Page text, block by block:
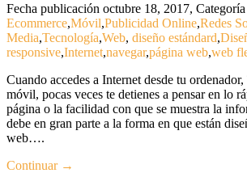
Fecha publicación octubre 18, 2017, Categoría
Ecommerce,Móvil,Publicidad Online,Redes
Media,Tecnología,Web, diseño estándard,
responsive,Internet,navegar,página web,web
Cuando accedes a Internet desde tu
móvil, pocas veces te detienes a pensar en lo
página o la facilidad con que se muestra la
debe en gran parte a la forma en que están
web….
Continuar →